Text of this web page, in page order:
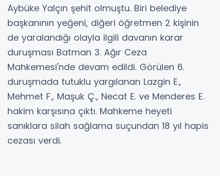
Aybüke Yalçın şehit olmuştu. Biri belediye
başkanının yeğeni, diğeri öğretmen 2 kişinin
de yaralandığı olayla ilgili davanın karar
duruşması Batman 3. Ağır Ceza
Mahkemesi'nde devam edildi. Görülen 6.
duruşmada tutuklu yargılanan Lazgin E.,
Mehmet F., Maşuk Ç., Necat E. ve Menderes E.
hakim karşısına çıktı. Mahkeme heyeti
sanıklara silah sağlama suçundan 18 yıl hapis
cezası verdi.